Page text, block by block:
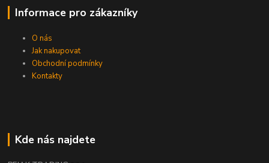
Informace pro zákazníky
O nás
Jak nakupovat
Obchodní podmínky
Kontakty
Kde nás najdete